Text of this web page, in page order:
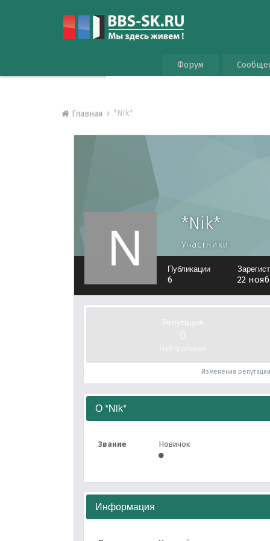
Форум
Главная *Nik*
*Nik*
Участники
Публикации
6 22
Репутация
Изменения
О *Nik*
Звание Новичок
Информация